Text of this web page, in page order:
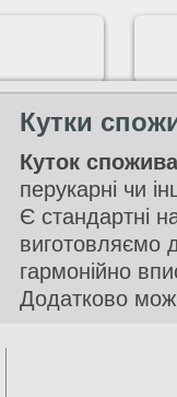
Кутки
Куток
перукарні чи
Є стандартні
виготовляємо
гармонійно
Додатково